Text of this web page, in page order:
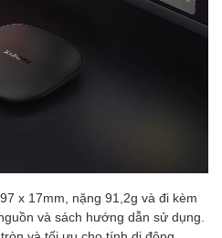
x 17mm, nặng 91,2g và đi kèm
và sách hướng dẫn sử dụng.